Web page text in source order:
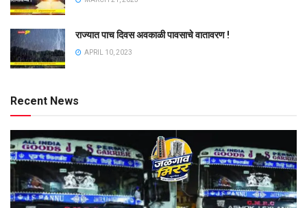
राज्यात पाच दिवस अवकाळी पावसाचे वातावरण !
APRIL 10, 2023
Recent News